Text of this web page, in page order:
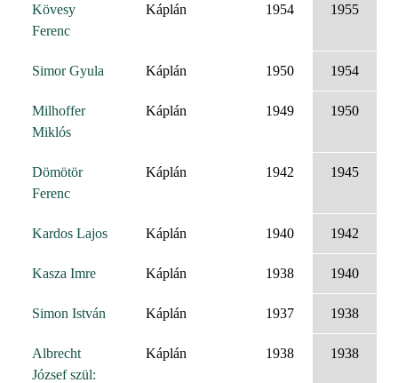
Kövesy
Ferenc
Káplán 1954 1955
Simor Gyula Káplán 1950 1954
Milhoffer
Miklós
Káplán 1949 1950
Dömötör
Ferenc
Káplán 1942 1945
Kardos Lajos Káplán 1940 1942
Kasza Imre Káplán 1938 1940
Simon István Káplán 1937 1938
Albrecht
József szül:
Káplán 1938 1938